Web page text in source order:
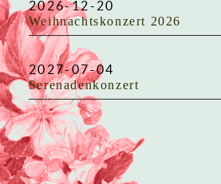
2026-12-20
Weihnachtskonzert 2026
2027-07-04
Serenadenkonzert